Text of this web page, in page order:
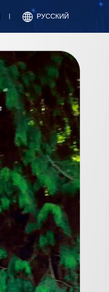
РУССКИЙ